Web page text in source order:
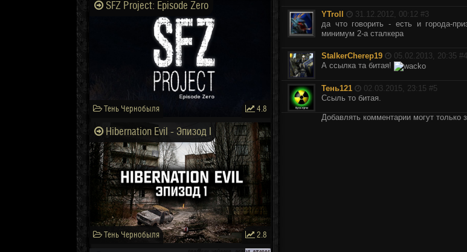
YTroll 31.12.2012, 00:12 #3
да что говорить - есть и города-
минимум 2-а сталкера
StalkerCherep19 05.02.2013, 20:35 #4
А ссылка та битая!
Тень121 02.03.2015, 23:15 #5
Ссыль то битая.
Добавлять комментарии могут только
SFZ Project: Episode Zero
Тень Чернобыля 4.8
Hibernation Evil - Эпизод I
Тень Чернобыля 2.8